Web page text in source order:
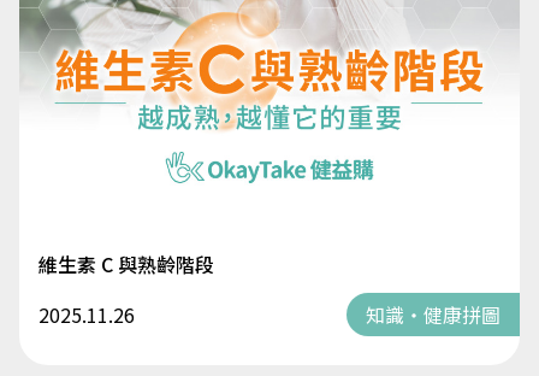
維生素 C 與熟齡階段
2025.11.26
知識・健康拼圖